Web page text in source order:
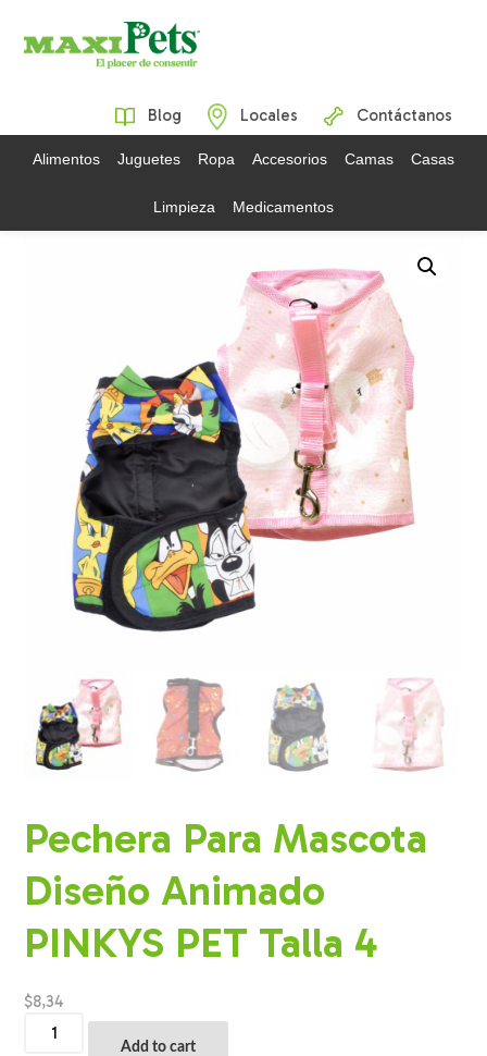
Blog Locales Contáctanos
Alimentos Juguetes Ropa Accesorios Camas Casas
Limpieza Medicamentos
Pechera Para Mascota
Diseño Animado
PINKYS PET Talla 4
$8,34
Para
Add to cart